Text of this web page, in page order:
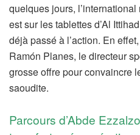
quelques jours, l’international
est sur les tablettes d’Al
déjà passé à l’action. En effet,
Ramón Planes, le directeur
grosse offre pour convaincre
saoudite.
Parcours d’Abde